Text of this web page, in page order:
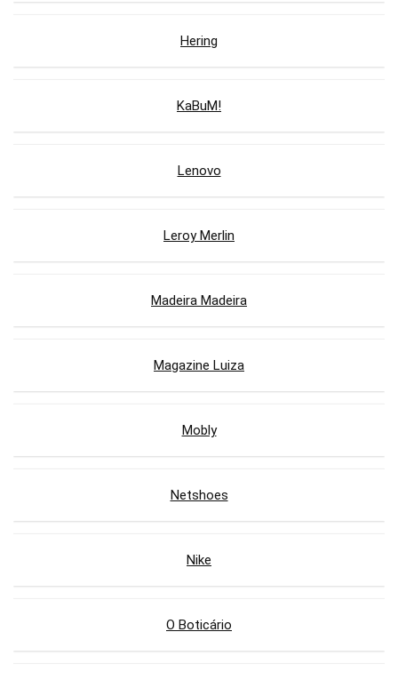
Hering
KaBuM!
Lenovo
Leroy Merlin
Madeira Madeira
Magazine Luiza
Mobly
Netshoes
Nike
O Boticário